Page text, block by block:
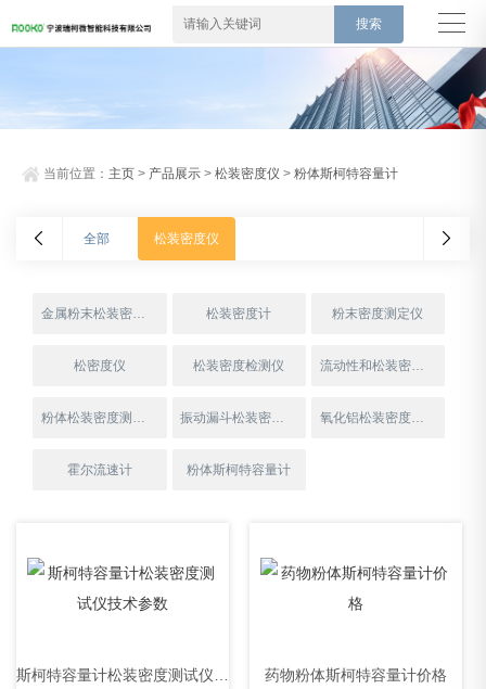
当前位置： 主页 > 产品展示 >松装密度仪 >粉体斯柯特容量计
全部 松装密度仪
金属粉末松装密度测定仪 松装密度计 粉末密度测定仪
松密度仪 松装密度检测仪 流动性和松装密度测定装置
粉体松装密度测定仪 振动漏斗松装密度测定仪 氧化铝松装密度测试仪
霍尔流速计 粉体斯柯特容量计
药物粉体斯柯特容量计价格